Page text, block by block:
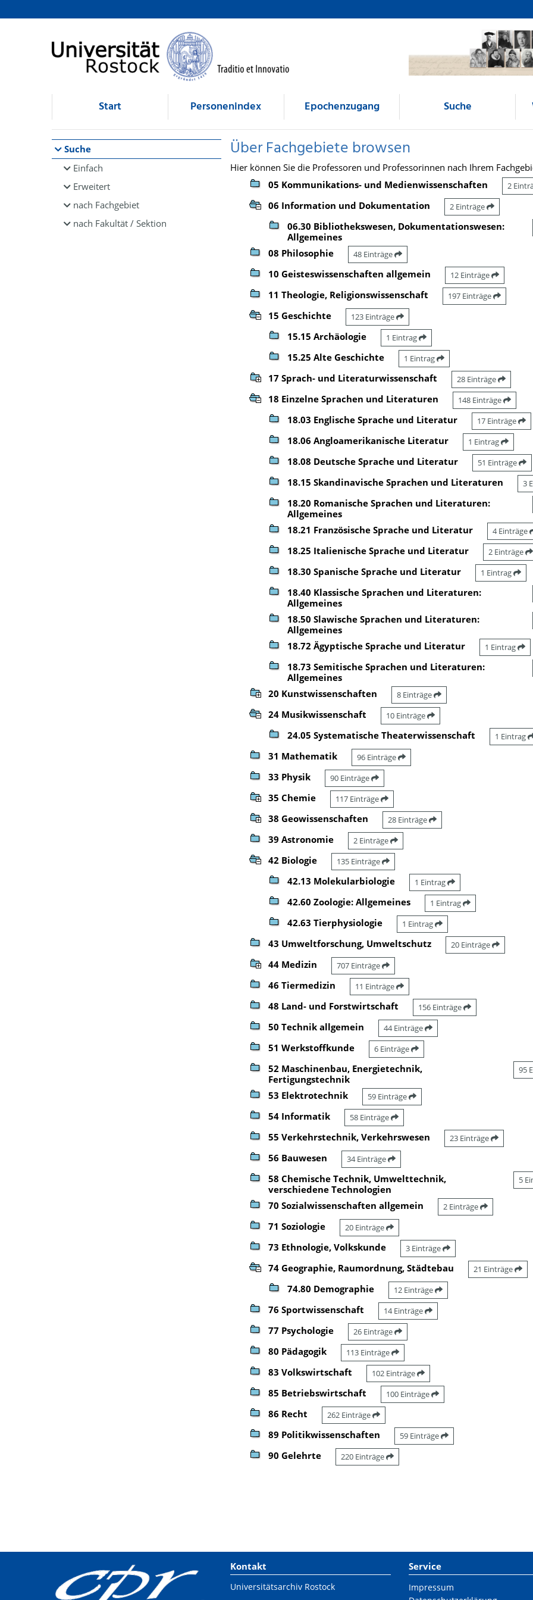
Browsen
direkt zum Inhalt
Start Personenindex Epochenzugang Suche
Suche
Einfach
Erweitert
nach Fachgebiet
nach Fakultät / Sektion
Über Fachgebiete browsen
Hier können Sie die Professoren und Professorinnen nach Ihrem
05 Kommunikations- und Medienwissenschaften
2
06 Information und Dokumentation 2 Einträge
06.30 Bibliothekswesen, Dokumentationswesen:
Allgemeines
08 Philosophie 48 Einträge
10 Geisteswissenschaften allgemein 12 Einträge
11 Theologie, Religionswissenschaft 197 Einträge
15 Geschichte 123 Einträge
15.15 Archäologie 1 Eintrag
15.25 Alte Geschichte 1 Eintrag
17 Sprach- und Literaturwissenschaft 28 Einträge
18 Einzelne Sprachen und Literaturen 148 Einträge
18.03 Englische Sprache und Literatur 17 Einträge
18.06 Angloamerikanische Literatur 1 Eintrag
18.08 Deutsche Sprache und Literatur 51 Einträge
18.15 Skandinavische Sprachen und Literaturen 3
18.20 Romanische Sprachen und Literaturen:
Allgemeines
18.21 Französische Sprache und Literatur 4 Einträge
18.25 Italienische Sprache und Literatur 2 Einträge
18.30 Spanische Sprache und Literatur 1 Eintrag
18.40 Klassische Sprachen und Literaturen:
Allgemeines
18.50 Slawische Sprachen und Literaturen:
Allgemeines
18.72 Ägyptische Sprache und Literatur 1 Eintrag
18.73 Semitische Sprachen und Literaturen:
Allgemeines
20 Kunstwissenschaften 8 Einträge
24 Musikwissenschaft 10 Einträge
24.05 Systematische Theaterwissenschaft 1 Eintrag
31 Mathematik 96 Einträge
33 Physik 90 Einträge
35 Chemie 117 Einträge
38 Geowissenschaften 28 Einträge
39 Astronomie 2 Einträge
42 Biologie 135 Einträge
42.13 Molekularbiologie 1 Eintrag
42.60 Zoologie: Allgemeines 1 Eintrag
42.63 Tierphysiologie 1 Eintrag
43 Umweltforschung, Umweltschutz 20 Einträge
44 Medizin 707 Einträge
46 Tiermedizin 11 Einträge
48 Land- und Forstwirtschaft 156 Einträge
50 Technik allgemein 44 Einträge
51 Werkstoffkunde 6 Einträge
52 Maschinenbau, Energietechnik,
Fertigungstechnik
95
53 Elektrotechnik 59 Einträge
54 Informatik 58 Einträge
55 Verkehrstechnik, Verkehrswesen 23 Einträge
56 Bauwesen 34 Einträge
58 Chemische Technik, Umwelttechnik,
verschiedene Technologien
5
70 Sozialwissenschaften allgemein 2 Einträge
71 Soziologie 20 Einträge
73 Ethnologie, Volkskunde 3 Einträge
74 Geographie, Raumordnung, Städtebau 21 Einträge
74.80 Demographie 12 Einträge
76 Sportwissenschaft 14 Einträge
77 Psychologie 26 Einträge
80 Pädagogik 113 Einträge
83 Volkswirtschaft 102 Einträge
85 Betriebswirtschaft 100 Einträge
86 Recht 262 Einträge
89 Politikwissenschaften 59 Einträge
90 Gelehrte 220 Einträge
Kontakt
Universitätsarchiv Rostock
Service
Impressum